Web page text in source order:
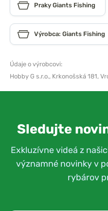
Praky Giants Fishing
Výrobca: Giants Fishing
Údaje o výrobcovi:
Hobby G s.r.o., Krkonošská 181,
Sledujte
Exkluzívne videá z
významné novinky v
rybárov